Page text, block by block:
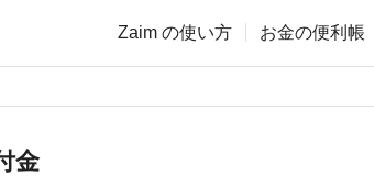
Zaim の使い方 お金の便利帳
金